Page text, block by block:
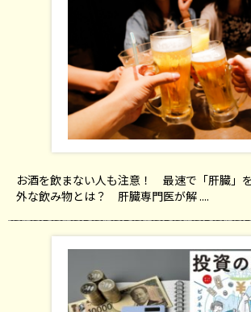
お酒を飲まない人も注意！ 最速で「肝臓」
外な飲み物とは？ 肝臓専門医が解 ....